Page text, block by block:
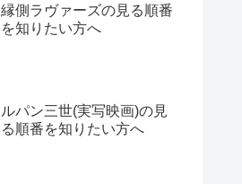
縁側ラヴァーズの見る順番
を知りたい方へ
ルパン三世(実写映画)の見
る順番を知りたい方へ